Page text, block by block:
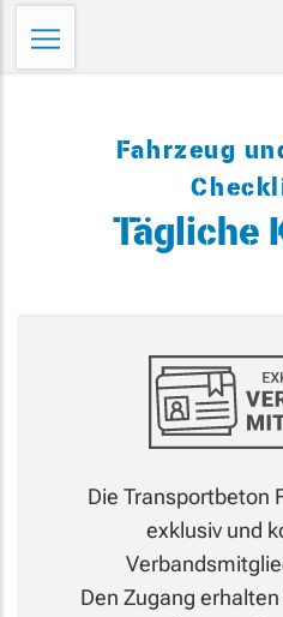
Direkt
zum
Inhalt
Fahrzeug
Tägliche
Die Transportbeton
exklusiv und
Den Zugang